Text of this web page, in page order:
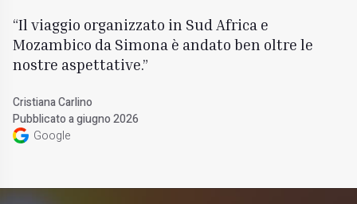
Il viaggio organizzato in Sud Africa e
Mozambico da Simona è andato ben oltre le
nostre aspettative.
Cristiana Carlino
Pubblicato a giugno 2026
Google